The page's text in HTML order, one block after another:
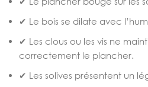
✔ Le bois se dilate avec
✔ Les clous ou les vis ne
correctement le plancher.
✔ Les solives présentent un